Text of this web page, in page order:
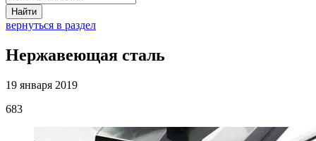
Найти
вернуться в раздел
Нержавеющая сталь
19 января 2019
683